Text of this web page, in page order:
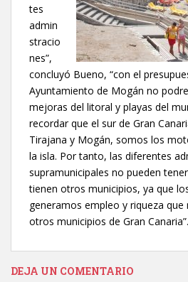
tes
admin
stracio
nes”,
concluyó Bueno, “con el
Ayuntamiento de Mogán no
mejoras del litoral y playas del
recordar que el sur de Gran
Tirajana y Mogán, somos los
la isla. Por tanto, las diferentes
supramunicipales no pueden
tienen otros municipios, ya que
generamos empleo y riqueza que
otros municipios de Gran Canaria”.
DEJA UN COMENTARIO